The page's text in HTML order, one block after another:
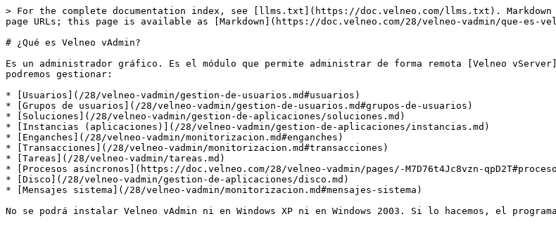
> For the complete documentation index, see [llms.txt](https://doc.velneo.com/llms.txt).
page URLs; this page is available as [Markdown](https://doc.velneo.com/28/velneo-vadmin/que-es-
# ¿Qué es Velneo vAdmin?
Es un administrador gráfico. Es el módulo que permite administrar de forma remota [Velneo
podremos gestionar:
* [Usuarios](/28/velneo-vadmin/gestion-de-usuarios.md#usuarios)
* [Grupos de usuarios](/28/velneo-vadmin/gestion-de-usuarios.md#grupos-de-usuarios)
* [Soluciones](/28/velneo-vadmin/gestion-de-aplicaciones/soluciones.md)
* [Instancias (aplicaciones)](/28/velneo-vadmin/gestion-de-aplicaciones/instancias.md)
* [Enganches](/28/velneo-vadmin/monitorizacion.md#enganches)
* [Transacciones](/28/velneo-vadmin/monitorizacion.md#transacciones)
* [Tareas](/28/velneo-vadmin/tareas.md)
* [Procesos asíncronos](https://doc.velneo.com/28/velneo-vadmin/pages/-M7D76t4Jc8vzn-
* [Disco](/28/velneo-vadmin/gestion-de-aplicaciones/disco.md)
* [Mensajes sistema](/28/velneo-vadmin/monitorizacion.md#mensajes-sistema)
No se podrá instalar Velneo vAdmin ni en Windows XP ni en Windows 2003. Si lo hacemos, el